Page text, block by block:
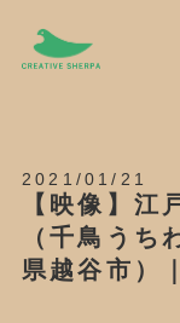
2021/01/21
【映像】江
（千鳥うち
県越谷市）